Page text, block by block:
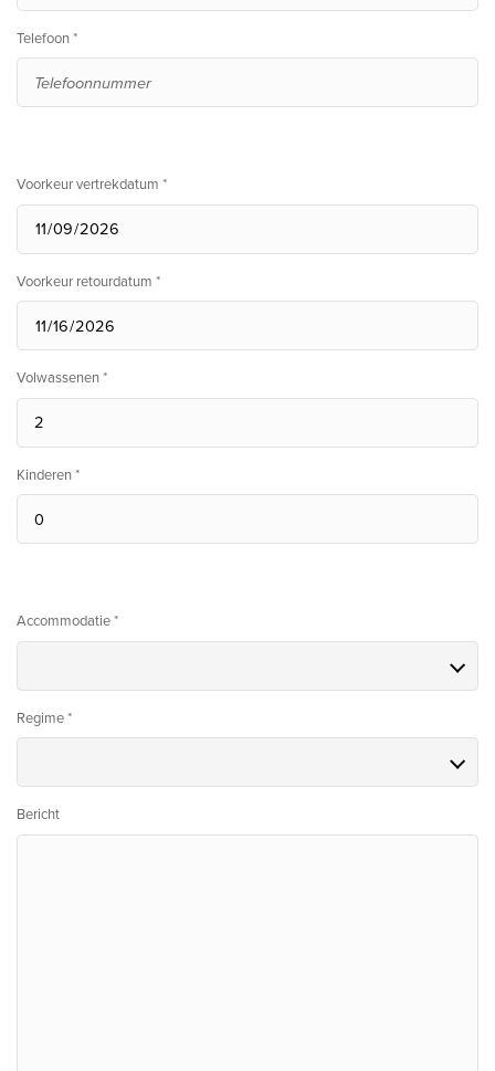
Telefoon *
Voorkeur vertrekdatum *
Voorkeur retourdatum *
Volwassenen *
Kinderen *
Accommodatie *
Regime *
Bericht